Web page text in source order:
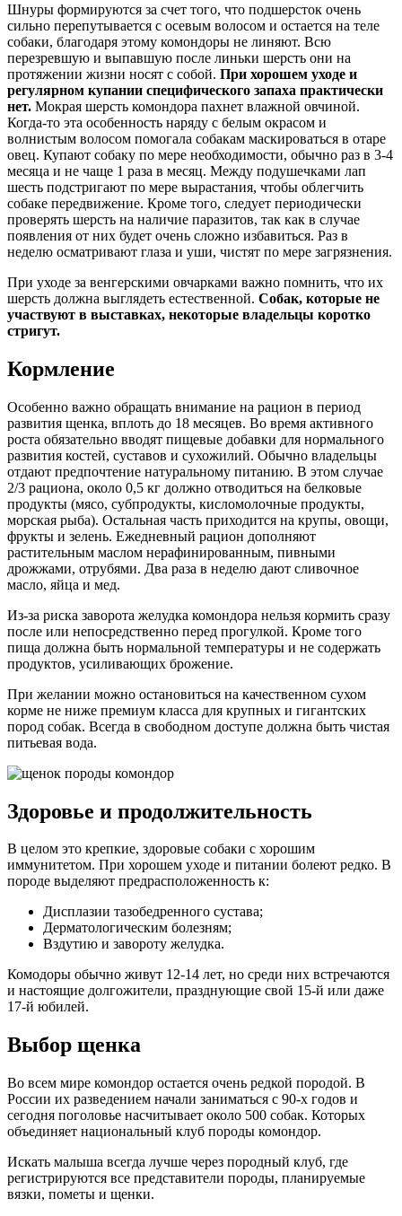
Шнуры формируются за счет того, что подшерсток очень
сильно перепутывается с осевым волосом и остается на теле
собаки, благодаря этому комондоры не линяют. Всю
перезревшую и выпавшую после линьки шерсть они на
протяжении жизни носят с собой. При хорошем уходе и
регулярном купании специфического запаха практически
нет. Мокрая шерсть комондора пахнет влажной овчиной.
Когда-то эта особенность наряду с белым окрасом и
волнистым волосом помогала собакам маскироваться в отаре
овец. Купают собаку по мере необходимости, обычно раз в 3-4
месяца и не чаще 1 раза в месяц. Между подушечками лап
шесть подстригают по мере вырастания, чтобы облегчить
собаке передвижение. Кроме того, следует периодически
проверять шерсть на наличие паразитов, так как в случае
появления от них будет очень сложно избавиться. Раз в
неделю осматривают глаза и уши, чистят по мере загрязнения.
При уходе за венгерскими овчарками важно помнить, что их
шерсть должна выглядеть естественной. Собак, которые не
участвуют в выставках, некоторые владельцы коротко
стригут.
Кормление
Особенно важно обращать внимание на рацион в период
развития щенка, вплоть до 18 месяцев. Во время активного
роста обязательно вводят пищевые добавки для нормального
развития костей, суставов и сухожилий. Обычно владельцы
отдают предпочтение натуральному питанию. В этом случае
2/3 рациона, около 0,5 кг должно отводиться на белковые
продукты (мясо, субпродукты, кисломолочные продукты,
морская рыба). Остальная часть приходится на крупы, овощи,
фрукты и зелень. Ежедневный рацион дополняют
растительным маслом нерафинированным, пивными
дрожжами, отрубями. Два раза в неделю дают сливочное
масло, яйца и мед.
Из-за риска заворота желудка комондора нельзя кормить сразу
после или непосредственно перед прогулкой. Кроме того
пища должна быть нормальной температуры и не содержать
продуктов, усиливающих брожение.
При желании можно остановиться на качественном сухом
корме не ниже премиум класса для крупных и гигантских
пород собак. Всегда в свободном доступе должна быть чистая
питьевая вода.
Здоровье и продолжительность
В целом это крепкие, здоровые собаки с хорошим
иммунитетом. При хорошем уходе и питании болеют редко. В
породе выделяют предрасположенность к:
Дисплазии тазобедренного сустава;
Дерматологическим болезням;
Вздутию и завороту желудка.
Комодоры обычно живут 12-14 лет, но среди них встречаются
и настоящие долгожители, празднующие свой 15-й или даже
17-й юбилей.
Выбор щенка
Во всем мире комондор остается очень редкой породой. В
России их разведением начали заниматься с 90-х годов и
сегодня поголовье насчитывает около 500 собак. Которых
объединяет национальный клуб породы комондор.
Искать малыша всегда лучше через породный клуб, где
регистрируются все представители породы, планируемые
вязки, пометы и щенки.